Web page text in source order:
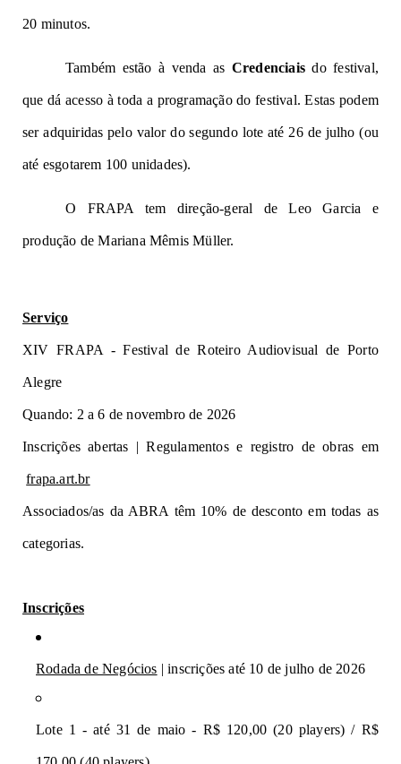
20 minutos.
Também estão à venda as Credenciais do festival,
que dá acesso à toda a programação do festival. Estas podem
ser adquiridas pelo valor do segundo lote até 26 de julho (ou
até esgotarem 100 unidades).
O FRAPA tem direção-geral de Leo Garcia e
produção de Mariana Mêmis Müller.
Serviço
XIV FRAPA - Festival de Roteiro Audiovisual de Porto
Alegre
Quando: 2 a 6 de novembro de 2026
Inscrições abertas | Regulamentos e registro de obras em
frapa.art.br
Associados/as da ABRA têm 10% de desconto em todas as
categorias.
Inscrições
Rodada de Negócios | inscrições até 10 de julho de 2026
Lote 1 - até 31 de maio - R$ 120,00 (20 players) / R$